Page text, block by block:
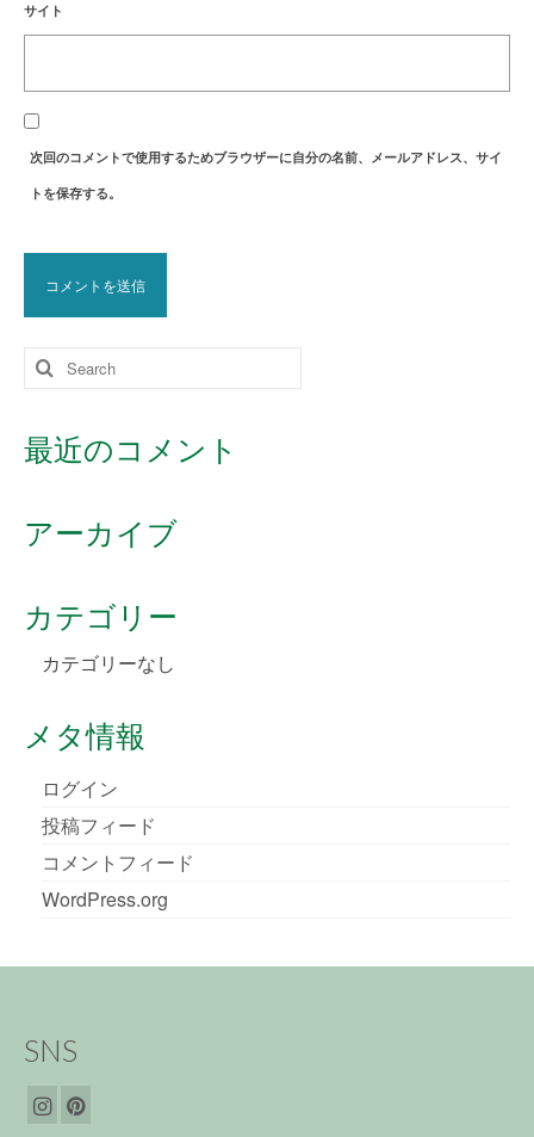
サイト
次回のコメントで使用するためブラウザーに自分の名前、メールアドレス、サイ
トを保存する。
Search
最近のコメント
アーカイブ
カテゴリー
カテゴリーなし
メタ情報
ログイン
投稿フィード
コメントフィード
WordPress.org
SNS